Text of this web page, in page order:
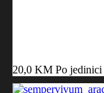
20,0 KM Po jedinici